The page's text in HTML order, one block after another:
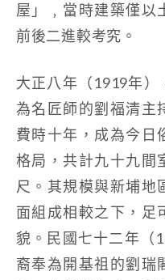
屋」﹐當時建築僅以
前後二進較考究。
大正八年（1919年）
為名匠師的劉福清主
費時十年，成為今日
格局，共計九十九間
尺。其規模與新埔地
面組成相較之下，足
貌。民國七十二年（
裔奉為開基祖的劉瑞